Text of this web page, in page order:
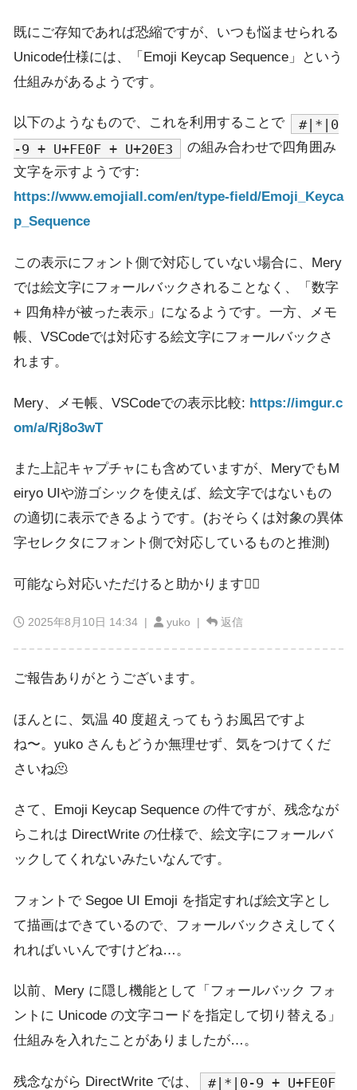
既にご存知であれば恐縮ですが、いつも悩ませられる
Unicode仕様には、「Emoji Keycap Sequence」という
仕組みがあるようです。
以下のようなもので、これを利用することで
#|*|0
-9 + U+FE0F + U+20E3
の組み合わせで四角囲み
文字を示すようです:
https://www.emojiall.com/en/type-field/Emoji_Keyca
p_Sequence
この表示にフォント側で対応していない場合に、Mery
では絵文字にフォールバックされることなく、「数字
+ 四角枠が被った表示」になるようです。一方、メモ
帳、VSCodeでは対応する絵文字にフォールバックさ
れます。
Mery、メモ帳、VSCodeでの表示比較: https://imgur.c
om/a/Rj8o3wT
また上記キャプチャにも含めていますが、MeryでもM
eiryo UIや游ゴシックを使えば、絵文字ではないもの
の適切に表示できるようです。(おそらくは対象の異体
字セレクタにフォント側で対応しているものと推測)
可能なら対応いただけると助かります🙇‍♂️
2025年8月10日 14:34 | yuko | 返信
ご報告ありがとうございます。
ほんとに、気温 40 度超えってもうお風呂ですよ
ね〜。yuko さんもどうか無理せず、気をつけてくだ
さいね🫠
さて、Emoji Keycap Sequence の件ですが、残念なが
らこれは DirectWrite の仕様で、絵文字にフォールバ
ックしてくれないみたいなんです。
フォントで Segoe UI Emoji を指定すれば絵文字とし
て描画はできているので、フォールバックさえしてく
れればいいんですけどね…。
以前、Mery に隠し機能として「フォールバック フォ
ントに Unicode の文字コードを指定して切り替える」
仕組みを入れたことがありましたが…。
残念ながら DirectWrite では、
#|*|0-9 + U+FE0F